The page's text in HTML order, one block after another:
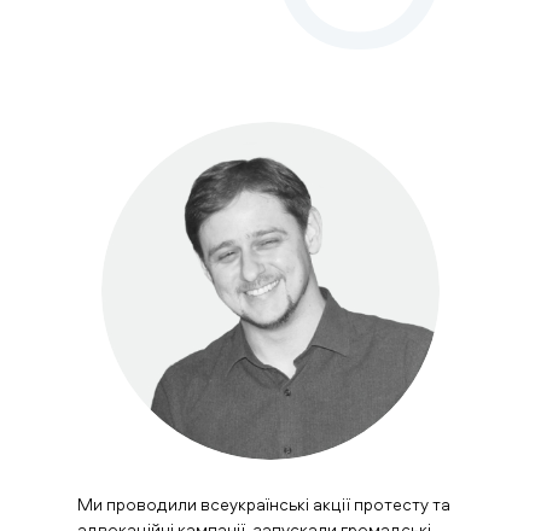
Ми проводили всеукраїнські акції протесту та